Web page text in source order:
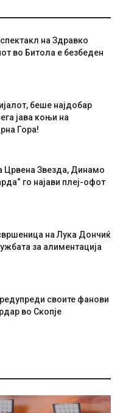
на Здравко
во Битола е безбеден
беше најдобар
јава коњи на
Гора!
Црвена Звезда, Динамо
го најави плеј-офот
на Лука Дончиќ
за алиментација
своите фанови
во Скопје